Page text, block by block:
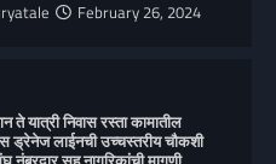
February 26, 2024
यात्री निवास रस्ता कामातील
ड्रेनेज लाईनची उच्चस्तरीय चौकशी